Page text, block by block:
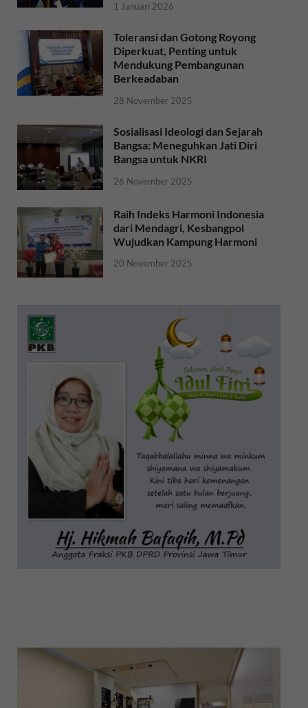
1 Januari 2026
Toleransi dan Gotong Royong
Diperkuat, Penting untuk
Mendukung Pembangunan
Berkeadaban
28 November 2025
Sosialisasi Ideologi dan Sejarah
Bangsa: Meneguhkan Jati Diri
Bangsa untuk NKRI
26 November 2025
Raih Indeks Harmoni Indonesia
dari Mendagri, Kesbangpol
Wujudkan Kampung Harmoni
20 November 2025